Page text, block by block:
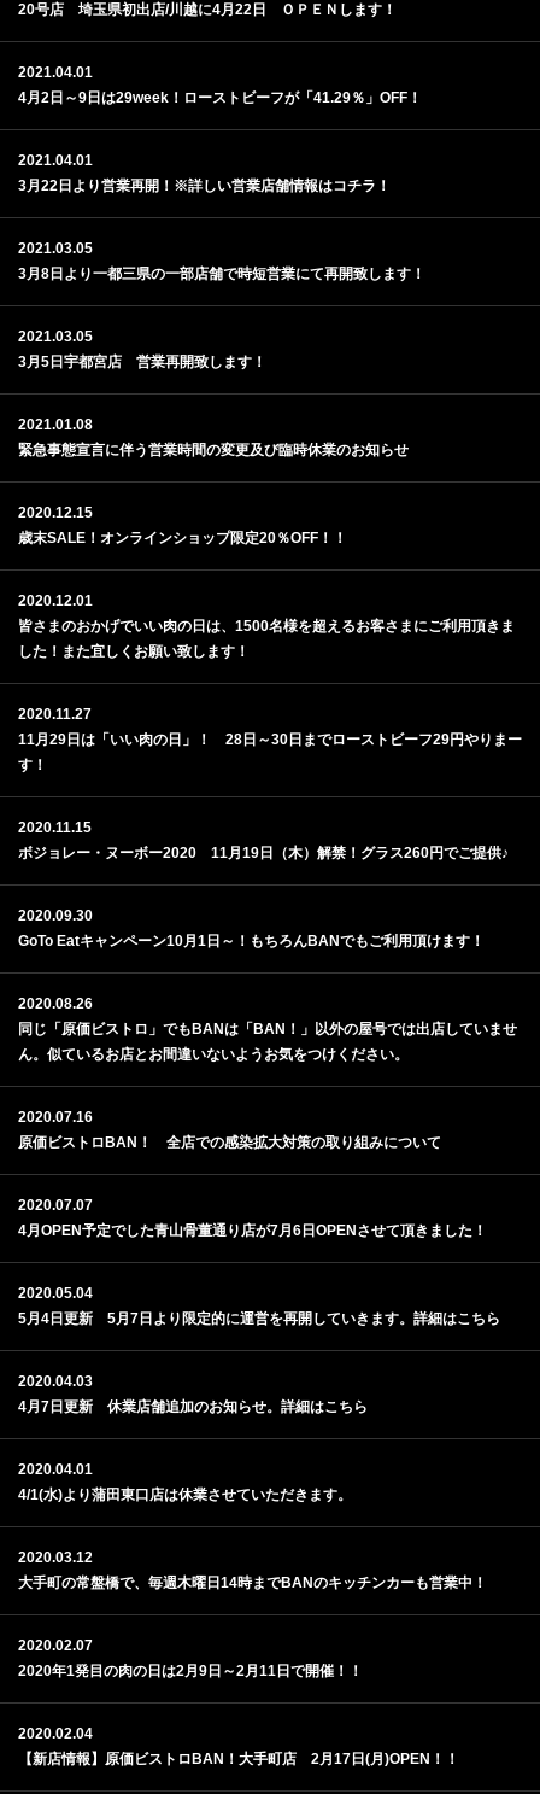
20号店 埼玉県初出店/川越に4月22日 ＯＰＥＮします！
2021.04.01
4月2日～9日は29week！ローストビーフが「41.29％」OFF！
2021.04.01
3月22日より営業再開！※詳しい営業店舗情報はコチラ！
2021.03.05
3月8日より一都三県の一部店舗で時短営業にて再開致します！
2021.03.05
3月5日宇都宮店 営業再開致します！
2021.01.08
緊急事態宣言に伴う営業時間の変更及び臨時休業のお知らせ
2020.12.15
歳末SALE！オンラインショップ限定20％OFF！！
2020.12.01
皆さまのおかげでいい肉の日は、1500名様を超えるお客さまにご利用頂きま
した！また宜しくお願い致します！
2020.11.27
11月29日は「いい肉の日」！ 28日～30日までローストビーフ29円やりまー
す！
2020.11.15
ボジョレー・ヌーボー2020 11月19日（木）解禁！グラス260円でご提供♪
2020.09.30
GoTo Eatキャンペーン10月1日～！もちろんBANでもご利用頂けます！
2020.08.26
同じ「原価ビストロ」でもBANは「BAN！」以外の屋号では出店していませ
ん。似ているお店とお間違いないようお気をつけください。
2020.07.16
原価ビストロBAN！ 全店での感染拡大対策の取り組みについて
2020.07.07
4月OPEN予定でした青山骨董通り店が7月6日OPENさせて頂きました！
2020.05.04
5月4日更新 5月7日より限定的に運営を再開していきます。詳細はこちら
2020.04.03
4月7日更新 休業店舗追加のお知らせ。詳細はこちら
2020.04.01
4/1(水)より蒲田東口店は休業させていただきます。
2020.03.12
大手町の常盤橋で、毎週木曜日14時までBANのキッチンカーも営業中！
2020.02.07
2020年1発目の肉の日は2月9日～2月11日で開催！！
2020.02.04
【新店情報】原価ビストロBAN！大手町店 2月17日(月)OPEN！！